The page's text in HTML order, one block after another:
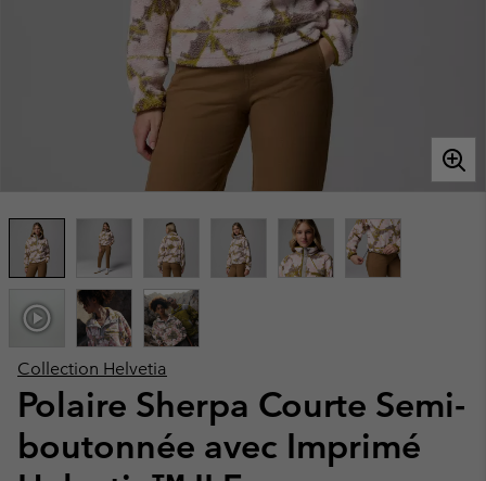
Collection Helvetia
Polaire Sherpa Courte Semi-
boutonnée avec Imprimé